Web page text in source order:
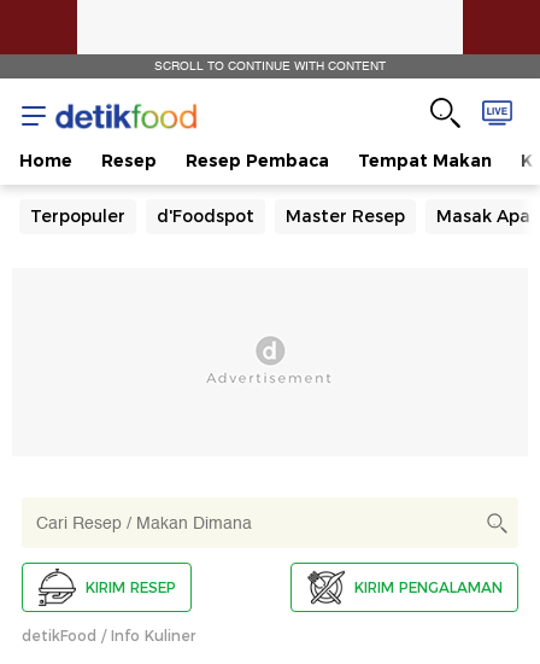
SCROLL TO CONTINUE WITH CONTENT
Home Resep Resep Pembaca Tempat Makan
Terpopuler d'Foodspot Master Resep Masak Apa
KIRIM RESEP KIRIM PENGALAMAN
detikFood Info Kuliner